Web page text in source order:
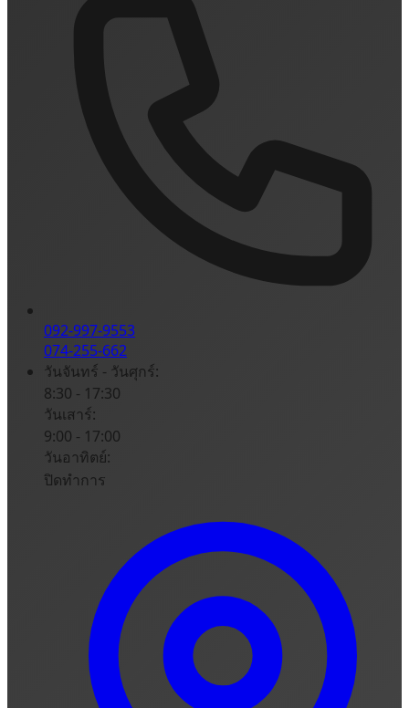
092-997-9553
074-255-662
วันจันทร์ - วันศุกร์:
8:30 - 17:30
วันเสาร์:
9:00 - 17:00
วันอาทิตย์:
ปิดทำการ